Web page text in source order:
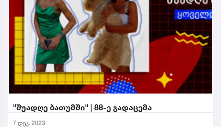
"შუადღე ბათუმში" | 88-ე გადაცემა
7 დეკ. 2023